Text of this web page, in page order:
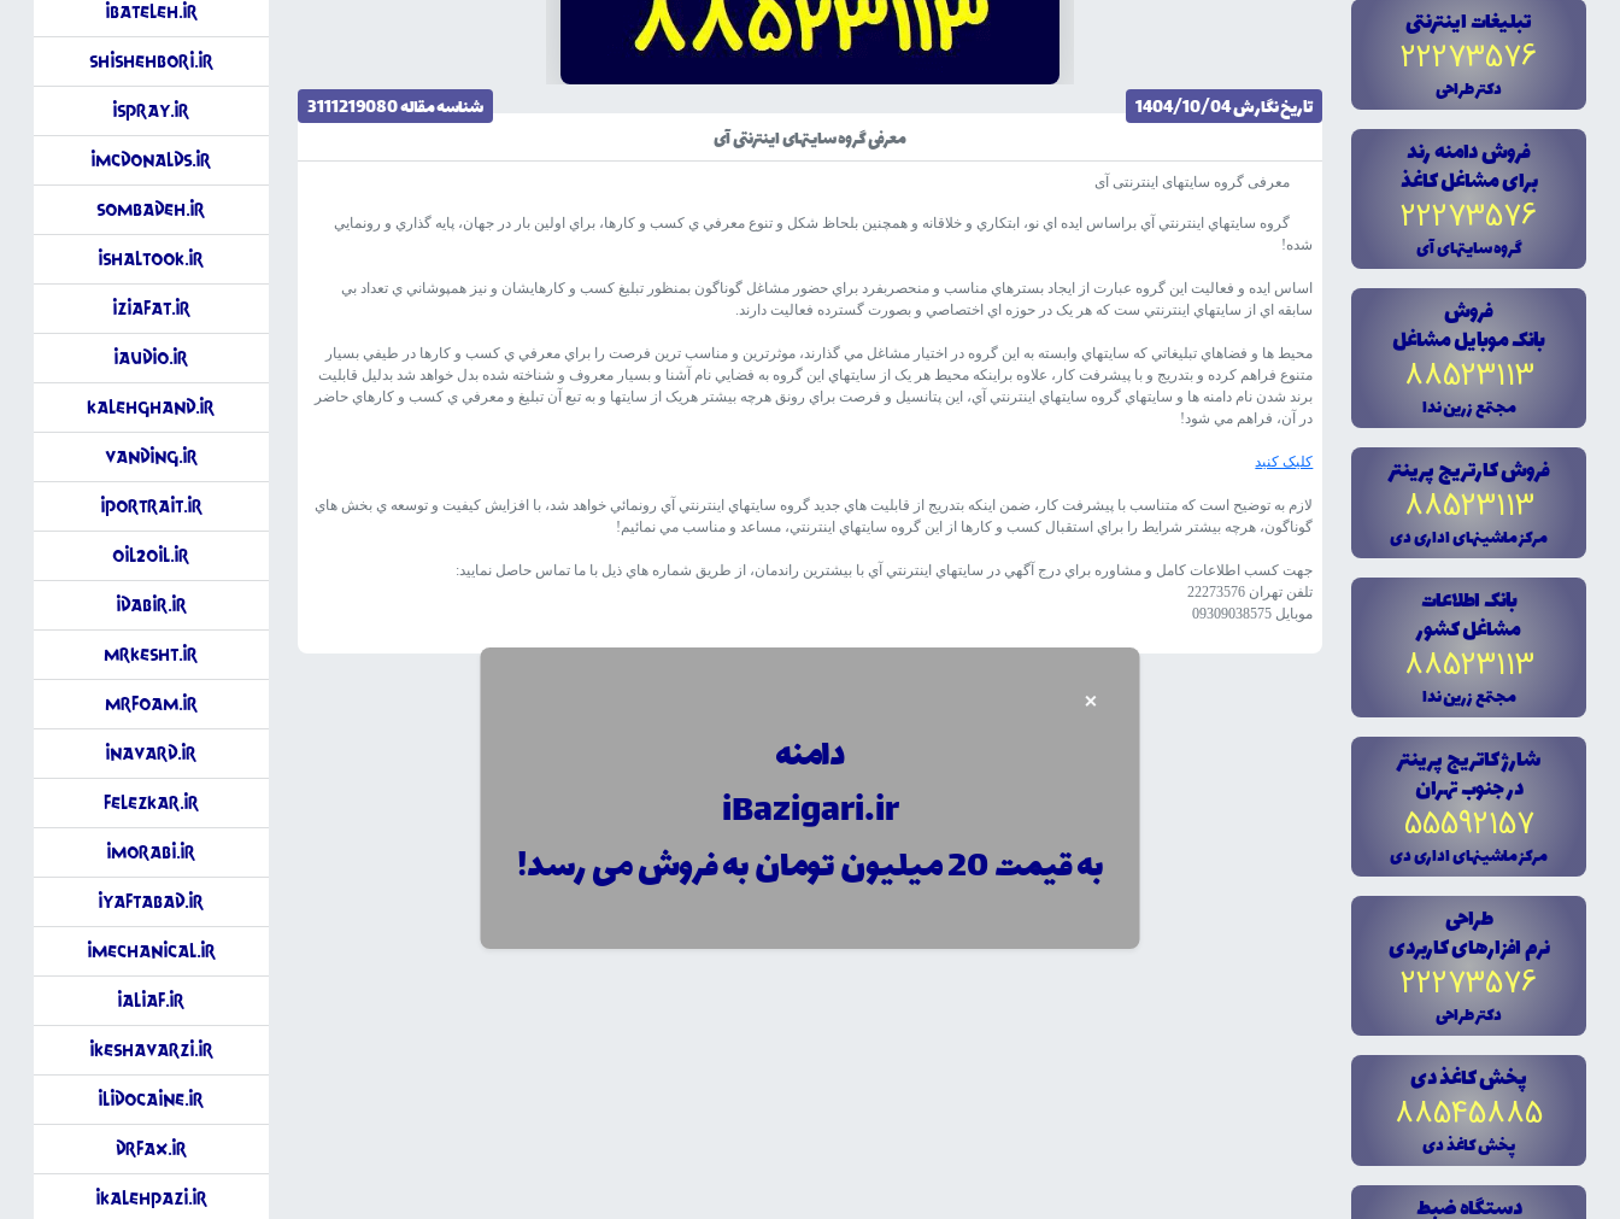
×
دامنه
iBazigari.ir
به قیمت 20 میلیون تومان به فروش می رسد!
تبليغات اينترنتى
22273576
دکتر طراحى
فروش دامنه رند
براى مشاغل کاغذ
22273576
گروه سايتهاى آى
فروش
بانک موبايل مشاغل
88523113
مجتمع زرين ندا
فروش کارتريج پرينتر
88523113
مرکز ماشينهاى ادارى دى
بانک اطلاعات
مشاغل کشور
88523113
مجتمع زرين ندا
شارژ کاتريج پرينتر
در جنوب تهران
55592157
مرکز ماشينهاى ادارى دى
طراحى
نرم افزارهاى کاربردى
22273576
دکتر طراحى
پخش کاغذ دى
88545885
پخش کاغذ دى
دستگاه ضبط
تاریخ نگارش 1404/10/04
شناسه مقاله 3111219080
معرفی گروه سایتهای اینترنتی آی
معرفی گروه سایتهای اینترنتی آی
گروه سايتهاي اينترنتي آي براساس ايده اي نو، ابتکاري و خلاقانه و همچنين بلحاظ شکل و تنوع معرفي ي کسب و کارها، براي اولين بار در جهان، پايه گذاري و رونمايي
شده!
اساس ايده و فعاليت اين گروه عبارت از ايجاد بسترهاي مناسب و منحصربفرد براي حضور مشاغل گوناگون بمنظور تبليغ کسب و کارهايشان و نيز همپوشاني ي تعداد بي
سابقه اي از سايتهاي اينترنتي ست که هر يک در حوزه اي اختصاصي و بصورت گسترده فعاليت دارند.
محيط ها و فضاهاي تبليغاتي که سايتهاي وابسته به اين گروه در اختيار مشاغل مي گذارند، موثرترين و مناسب ترين فرصت را براي معرفي ي کسب و کارها در طيفي بسيار
متنوع فراهم کرده و بتدريج و با پيشرفت کار، علاوه براينکه محيط هر يک از سايتهاي اين گروه به فضايي نام آشنا و بسيار معروف و شناخته شده بدل خواهد شد بدليل قابليت
برند شدن نام دامنه ها و سايتهاي گروه سايتهاي اينترنتي آي، اين پتانسيل و فرصت براي رونق هرچه بيشتر هريک از سايتها و به تبع آن تبليغ و معرفي ي کسب و کارهاي حاضر
در آن، فراهم مي شود!
کليک کنيد
لازم به توضيح است که متناسب با پيشرفت کار، ضمن اينکه بتدريج از قابليت هاي جديد گروه سايتهاي اينترنتي آي رونمائي خواهد شد، با افزايش کيفيت و توسعه ي بخش هاي
گوناگون، هرچه بيشتر شرايط را براي استقبال کسب و کارها از اين گروه سايتهاي اينترنتي، مساعد و مناسب مي نمائيم!
جهت کسب اطلاعات کامل و مشاوره براي درج آگهي در سايتهاي اينترنتي آي با بيشترين راندمان، از طريق شماره هاي ذيل با ما تماس حاصل نماييد:
تلفن تهران 22273576
موبايل 09309038575
iBateleh.ir
ShishehBori.ir
iSpray.ir
iMcdonalds.ir
Sombadeh.ir
iShaltook.ir
iZiafat.ir
iAudio.ir
KalehGhand.ir
Vanding.ir
iPortrait.ir
Oil2Oil.ir
iDabir.ir
MrKesht.ir
MrFoam.ir
iNavard.ir
FelezKar.ir
iMorabi.ir
iYaftAbad.ir
iMechanical.ir
iAliaf.ir
iKeshavarzi.ir
iLidocaine.ir
DrFax.ir
iKalehPazi.ir